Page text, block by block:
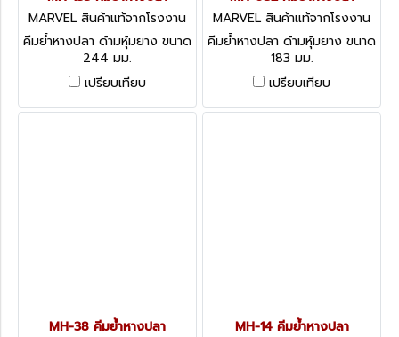
MARVEL สินค้าแท้จากโรงงาน
MH-155
คีมย้ำหางปลา ด้ามหุ้มยาง ขนาด
244 มม.
เปรียบเทียบ
MARVEL สินค้าแท้จากโรงงาน
MH-032
คีมย้ำหางปลา ด้ามหุ้มยาง ขนาด
183 มม.
เปรียบเทียบ
MH-38 คีมย้ำหางปลา
MH-14 คีมย้ำหางปลา